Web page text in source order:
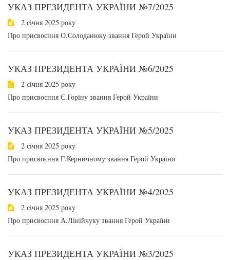
УКАЗ ПРЕЗИДЕНТА УКРАЇНИ №7/2025
2 січня 2025 року
Про присвоєння О.Солоданюку звання Герой України
УКАЗ ПРЕЗИДЕНТА УКРАЇНИ №6/2025
2 січня 2025 року
Про присвоєння Є.Горіну звання Герой України
УКАЗ ПРЕЗИДЕНТА УКРАЇНИ №5/2025
2 січня 2025 року
Про присвоєння Г.Керничному звання Герой України
УКАЗ ПРЕЗИДЕНТА УКРАЇНИ №4/2025
2 січня 2025 року
Про присвоєння А.Лінійчуку звання Герой України
УКАЗ ПРЕЗИДЕНТА УКРАЇНИ №3/2025